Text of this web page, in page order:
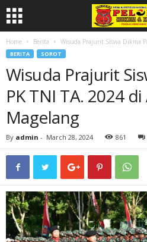
Home Berita Wisuda Prajurit Siswa Dikma
BERITA SOROT
Wisuda Prajurit
PK TNI TA. 2024
Magelang
By admin - March 28, 2024 861